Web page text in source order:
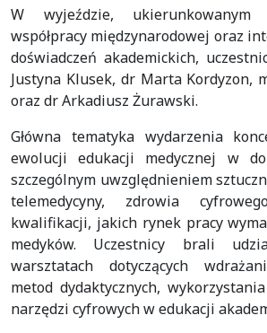
W wyjeździe, ukierunkowanym
współpracy międzynarodowej oraz
doświadczeń akademickich,
Justyna Klusek, dr Marta Kordyzon,
oraz dr Arkadiusz Żurawski.
Główna tematyka wydarzenia
ewolucji edukacji medycznej w
szczególnym uwzględnieniem
telemedycyny, zdrowia
kwalifikacji, jakich rynek pracy
medyków. Uczestnicy brali
warsztatach dotyczących
metod dydaktycznych,
narzędzi cyfrowych w edukacji